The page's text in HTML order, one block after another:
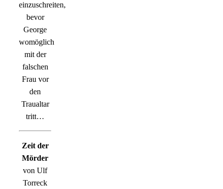
einzuschreiten,
bevor
George
womöglich
mit der
falschen
Frau vor
den
Traualtar
tritt…
Zeit der
Mörder
von Ulf
Torreck